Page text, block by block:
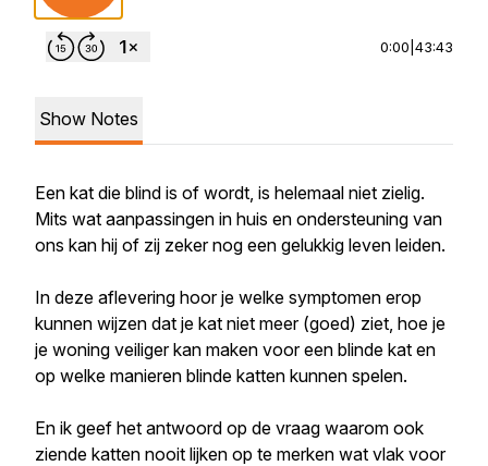
0:00 43:43
Show Notes
Een kat die blind is of wordt, is helemaal niet zielig.
Mits wat aanpassingen in huis en ondersteuning van
ons kan hij of zij zeker nog een gelukkig leven leiden.
In deze aflevering hoor je welke symptomen erop
kunnen wijzen dat je kat niet meer (goed) ziet, hoe je
je woning veiliger kan maken voor een blinde kat en
op welke manieren blinde katten kunnen spelen.
En ik geef het antwoord op de vraag waarom ook
ziende katten nooit lijken op te merken wat vlak voor